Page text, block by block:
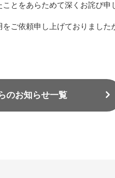
とをあらためて深くお詫び申
ご依頼申し上げておりました
のお知らせ一覧